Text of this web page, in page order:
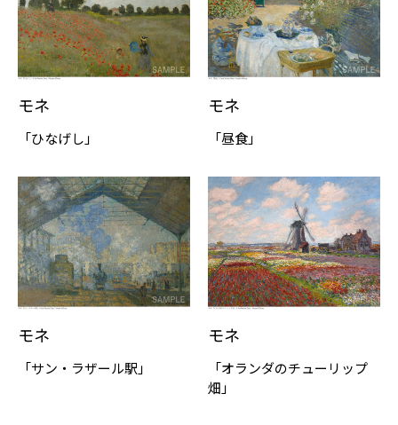
モネ
「ひなげし」
モネ
「昼食」
モネ
「サン・ラザール駅」
モネ
「オランダのチューリップ
畑」